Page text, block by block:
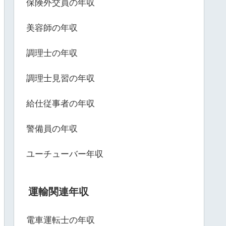
保険外交員の年収
美容師の年収
調理士の年収
調理士見習の年収
給仕従事者の年収
警備員の年収
ユーチューバー年収
運輸関連年収
電車運転士の年収